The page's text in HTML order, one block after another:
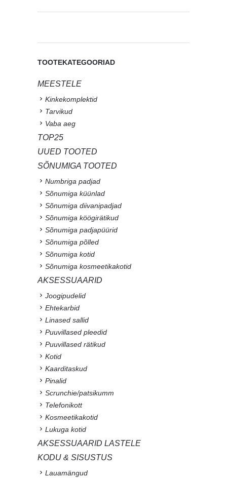
TOOTEKATEGOORIAD
MEESTELE
Kinkekomplektid
Tarvikud
Vaba aeg
TOP25
UUED TOOTED
SÕNUMIGA TOOTED
Numbriga padjad
Sõnumiga küünlad
Sõnumiga diivanipadjad
Sõnumiga köögirätikud
Sõnumiga padjapüürid
Sõnumiga põlled
Sõnumiga kotid
Sõnumiga kosmeetikakotid
AKSESSUAARID
Joogipudelid
Ehtekarbid
Linased sallid
Puuvillased pleedid
Puuvillased rätikud
Kotid
Kaarditaskud
Pinalid
Scrunchie/patsikumm
Telefonikott
Kosmeetikakotid
Lukuga kotid
AKSESSUAARID LASTELE
KODU & SISUSTUS
Lauamängud